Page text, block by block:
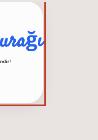
elexbet güncel adresi